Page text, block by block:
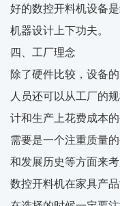
好的数控开料机设备
机器设计上下功夫。
四、工厂理念
除了硬件比较，设备
人员还可以从工厂的
计和生产上花费成本
需要是一个注重质量
和发展历史等方面来考
数控开料机在家具产